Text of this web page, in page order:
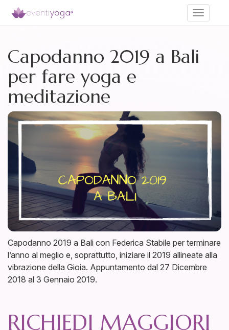
Toggle
Capodanno 2019 a Bali
per fare yoga e
meditazione
Capodanno 2019 a Bali con Federica Stabile per terminare
l’anno al meglio e, soprattutto, iniziare il 2019 allineate alla
vibrazione della Gioia. Appuntamento dal 27 Dicembre
2018 al 3 Gennaio 2019.
RICHIEDI MAGGIORI